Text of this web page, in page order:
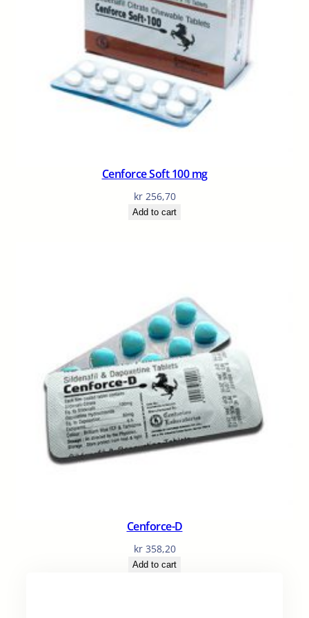
Cenforce Soft 100 mg
kr256,70
Add to cart
Cenforce-D
kr358,20
Add to cart